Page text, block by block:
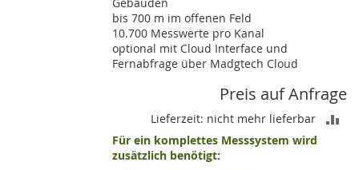
bis 700 m im offenen Feld
10.700 Messwerte pro Kanal
optional mit Cloud Interface und
Fernabfrage über Madgtech Cloud
Preis auf Anfrage
Lieferzeit: nicht mehr lieferbar
Für ein komplettes Messsystem wird
zusätzlich benötigt: